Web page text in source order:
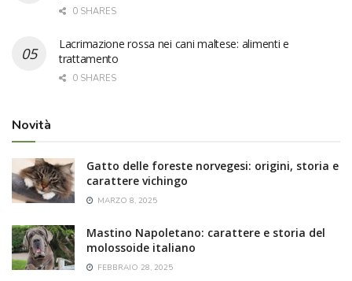
0 SHARES
Lacrimazione rossa nei cani maltese: alimenti e
trattamento
0 SHARES
Novità
Gatto delle foreste norvegesi: origini, storia e
carattere vichingo
MARZO 8, 2025
Mastino Napoletano: carattere e storia del
molossoide italiano
FEBBRAIO 28, 2025